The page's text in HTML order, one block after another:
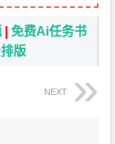
|免费Ai任务书
版
NEXT